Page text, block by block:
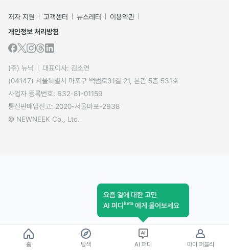
저자 지원 고객센터 뉴스레터
이용약관
개인정보 처리방침
(주) 뉴닉
대표이사: 김소연
(04147) 서울특별시 마포구 백범로31길 21, 본관 5층 531호
사업자 등록번호: 632-81-01159
통신판매업신고: 2020-서울마포-2938
© NEWNEEK Co., Ltd.
홈 탐색
요즘 일에 대한 고민
AI 퍼디Beta 에게 물어보세요
AI 퍼디 마이 퍼블리